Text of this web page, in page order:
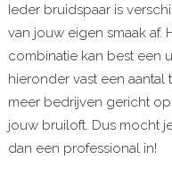
Ieder bruidspaar is
van jouw eigen smaak af.
combinatie kan best een
hieronder vast een
meer bedrijven gericht
jouw bruiloft. Dus mocht
dan een professional in!